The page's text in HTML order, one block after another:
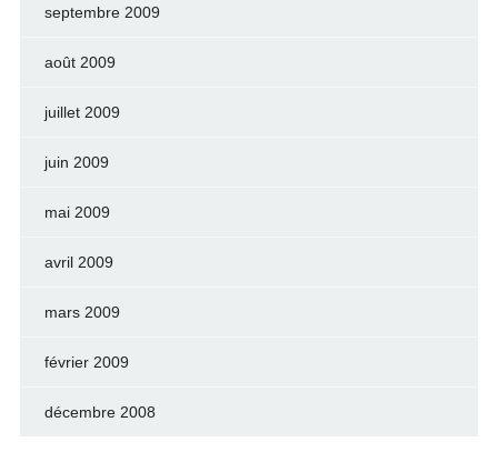
septembre 2009
août 2009
juillet 2009
juin 2009
mai 2009
avril 2009
mars 2009
février 2009
décembre 2008